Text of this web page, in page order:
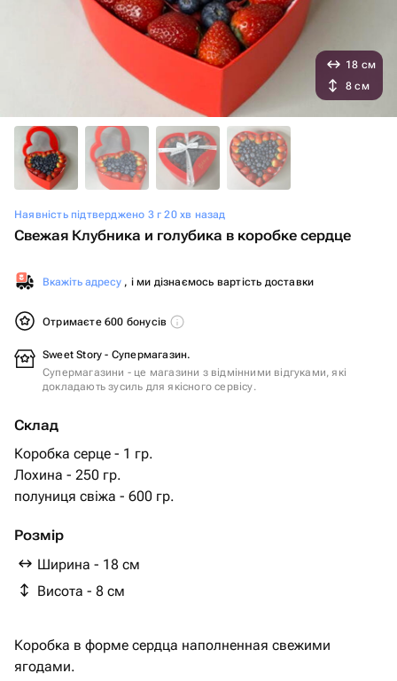
Наявність підтверджено 3 г 20 хв назад
Свежая Клубника и голубика в коробке сердце
Вкажіть адресу , і ми дізнаємось вартість доставки
Отримаєте 600 бонусів
Sweet Story - Супермагазин.
Супермагазини - це магазини з відмінними відгуками, які
докладають зусиль для якісного сервісу.
Склад
Коробка серце - 1 гр.
Лохина - 250 гр.
полуниця свіжа - 600 гр.
Розмір
Ширина - 18 см
Висота - 8 см
18 см
8 см
Коробка в форме сердца наполненная свежими
ягодами.